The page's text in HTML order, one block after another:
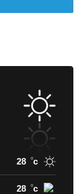
28 c
28 c